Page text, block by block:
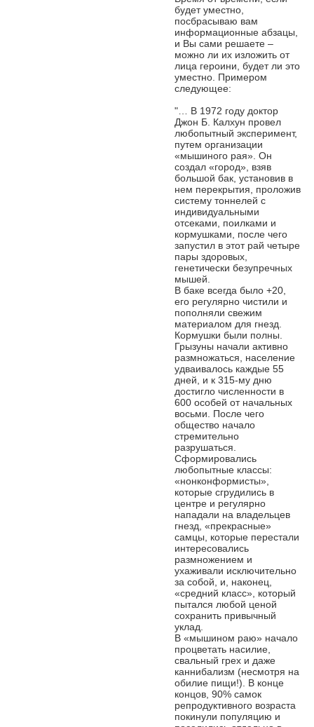
будет уместно,
посбрасываю вам
информационные абзацы,
и Вы сами решаете –
можно ли их изложить от
лица героини, будет ли это
уместно. Примером
следующее:
"… В 1972 году доктор
Джон Б. Калхун провел
любопытный эксперимент,
путем организации
«мышиного рая». Он
создал «город», взяв
большой бак, установив в
нем перекрытия, проложив
систему тоннелей с
индивидуальными
отсеками, поилками и
кормушками, после чего
запустил в этот рай четыре
пары здоровых,
генетически безупречных
мышей.
В баке всегда было +20,
его регулярно чистили и
пополняли свежим
материалом для гнезд.
Кормушки были полны.
Грызуны начали активно
размножаться, население
удваивалось каждые 55
дней, и к 315-му дню
достигло численности в
600 особей от начальных
восьми. После чего
общество начало
стремительно
разрушаться.
Сформировались
любопытные классы:
«нонконформисты»,
которые сгрудились в
центре и регулярно
нападали на владельцев
гнезд, «прекрасные»
самцы, которые перестали
интересовались
размножением и
ухаживали исключительно
за собой, и, наконец,
«средний класс», который
пытался любой ценой
сохранить привычный
уклад.
В «мышином раю» начало
процветать насилие,
свальный грех и даже
каннибализм (несмотря на
обилие пищи!). В конце
концов, 90% самок
репродуктивного возраста
покинули популяцию и